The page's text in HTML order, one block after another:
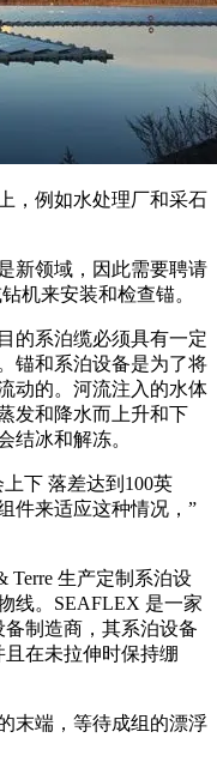
，例如水处理厂和采石
新领域，因此需要聘请
机来安装和检查锚。
的系泊缆必须具有一定
锚和系泊设备是为了将
动的。河流注入的水体
发和降水而上升和下
结冰和解冻。
下 落差达到100英
件来适应这种情况，”
Terre 生产定制系泊设
线。SEAFLEX 是一家
制造商，其系泊设备
在未拉伸时保持绷
末端，等待成组的漂浮